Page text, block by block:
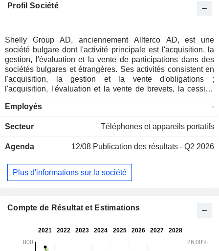
Profil Société
Shelly Group AD, anciennement Allterco AD, est une
société bulgare dont l'activité principale est l'acquisition, la
gestion, l'évaluation et la vente de participations dans des
sociétés bulgares et étrangères. Ses activités consistent en
l'acquisition, la gestion et la vente d'obligations ;
l'acquisition, l'évaluation et la vente de brevets, la cession
lesquelles la société participe ; le financement d'entreprises
de six filiales et possède des bureaux en Bulgarie, en
Unis. Par l'intermédiaire de ses filiales, le groupe est
commerce de dispositifs intelligents de l'Internet des objets
(IoT) et la gestion immobilière, opérant dans l'industrie des
Employés -
Secteur Téléphones et appareils portatifs
Agenda 12/08 Publication des résultats - Q2 2026
Plus d'informations sur la société
Compte de Résultat et Estimations